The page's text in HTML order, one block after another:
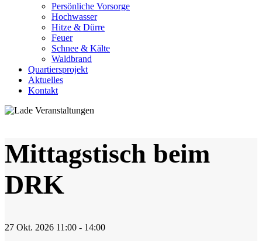
Persönliche Vorsorge
Hochwasser
Hitze & Dürre
Feuer
Schnee & Kälte
Waldbrand
Quartiersprojekt
Aktuelles
Kontakt
Mittagstisch beim
DRK
27 Okt. 2026 11:00 - 14:00